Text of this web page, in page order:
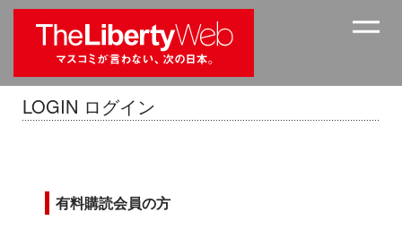
LOGIN ログイン
有料購読会員の方